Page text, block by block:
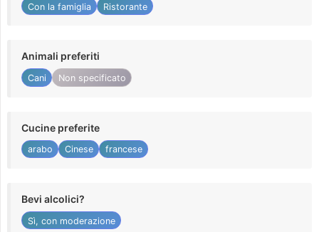
Con la famiglia Ristorante
Animali preferiti
Cani Non specificato
Cucine preferite
arabo Cinese francese
Bevi alcolici?
Sì, con moderazione